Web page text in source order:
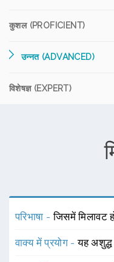
कुशल (PROFICIENT)
उन्नत (ADVANCED)
विशेषज्ञ (EXPERT)
परिभाषा -जिसमें मिलावट
वाक्य में प्रयोग -यह अशुद्ध